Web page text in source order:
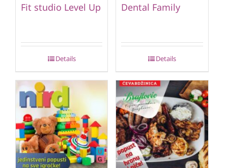
Fit studio Level Up
Details
Dental Family
Details